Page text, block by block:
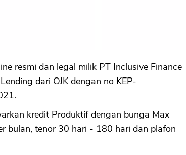
resmi dan legal milik PT Inclusive Finance
dari OJK dengan no KEP-
kredit Produktif dengan bunga Max
bulan, tenor 30 hari - 180 hari dan plafon